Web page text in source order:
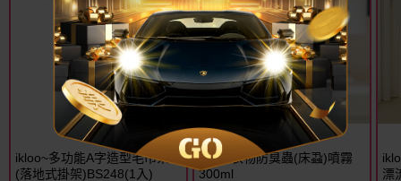
ikloo~多功能A字造型毛巾架
(落地式掛架)BS248(1入)
清檜~衣物防臭蟲(床蝨)噴霧
300ml
漂